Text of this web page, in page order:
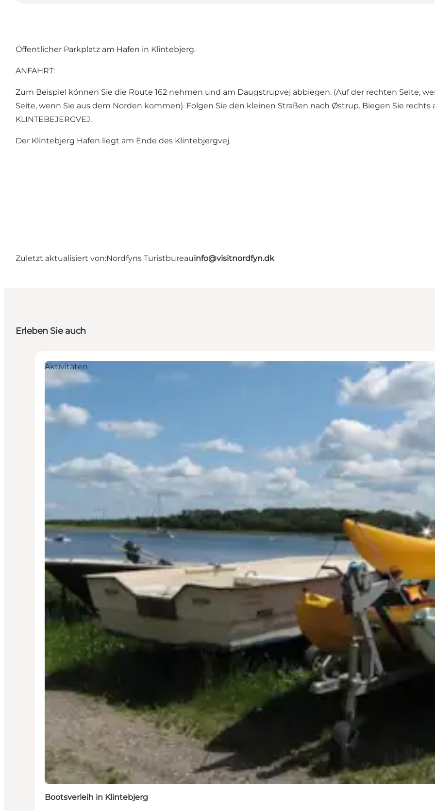
Öffentlicher Parkplatz am Hafen in Klintebjerg.
ANFAHRT:
Zum Beispiel können Sie die Route 162 nehmen und am Daugstrupvej abbiegen. (Auf der rechten Seite,
Seite, wenn Sie aus dem Norden kommen). Folgen Sie den kleinen Straßen nach Østrup. Biegen Sie rechts
KLINTEBEJERGVEJ.
Der Klintebjerg Hafen liegt am Ende des Klintebjergvej.
Zuletzt aktualisiert von:Nordfyns Turistbureauinfo@visitnordfyn.dk
Erleben Sie auch
Aktivitäten
Bootsverleih in Klintebjerg